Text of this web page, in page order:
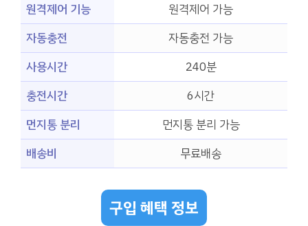
원격제어 기능
원격제어 가능
자동충전
자동충전 가능
사용시간
240분
충전시간
6시간
먼지통 분리
먼지통 분리 가능
배송비
무료배송
구입 혜택 정보